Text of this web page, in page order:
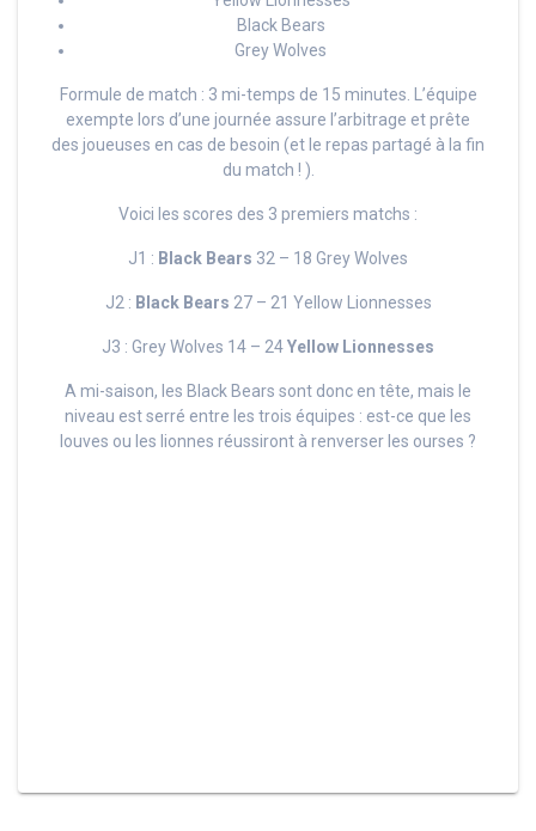
Black Bears
Grey Wolves
Formule de match : 3 mi-temps de 15 minutes. L’équipe
exempte lors d’une journée assure l’arbitrage et prête
des joueuses en cas de besoin (et le repas partagé à la fin
du match ! ).
Voici les scores des 3 premiers matchs :
J1 : Black Bears 32 – 18 Grey Wolves
J2 : Black Bears 27 – 21 Yellow Lionnesses
J3 : Grey Wolves 14 – 24Yellow Lionnesses
A mi-saison, les Black Bears sont donc en tête, mais le
niveau est serré entre les trois équipes : est-ce que les
louves ou les lionnes réussiront à renverser les ourses ?